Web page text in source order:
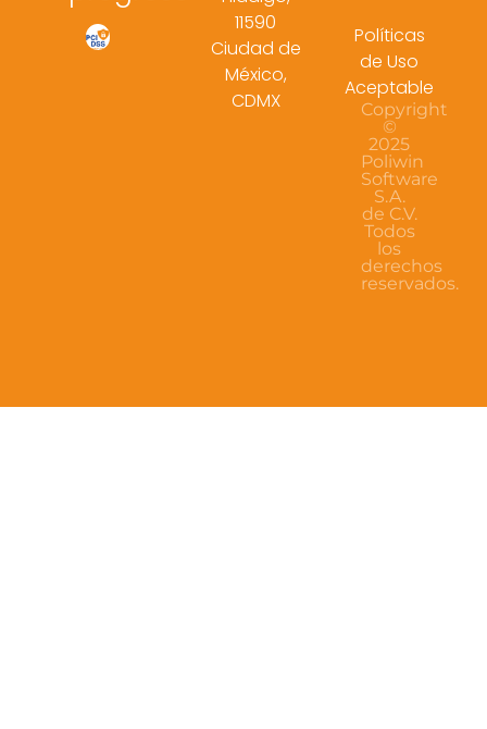
11590
Ciudad de
México,
CDMX
Políticas
de Uso
Aceptable
Copyright
©
2025
Poliwin
Software
S.A.
de C.V.
Todos
los
derechos
reservados.